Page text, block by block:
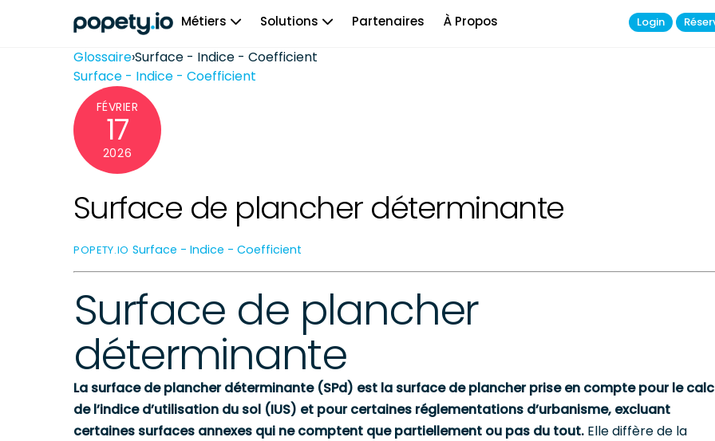
Métiers Solutions Partenaires À Propos Login
Glossaire›Surface - Indice - Coefficient
Surface - Indice - Coefficient
FÉVRIER
17
2026
Surface de plancher déterminante
POPETY.IO Surface - Indice - Coefficient
Surface de plancher
déterminante
La surface de plancher déterminante (SPd) est la surface de plancher prise en compte pour le
de l’indice d’utilisation du sol (IUS) et pour certaines réglementations d’urbanisme, excluant
certaines surfaces annexes qui ne comptent que partiellement ou pas du tout. Elle diffère de la